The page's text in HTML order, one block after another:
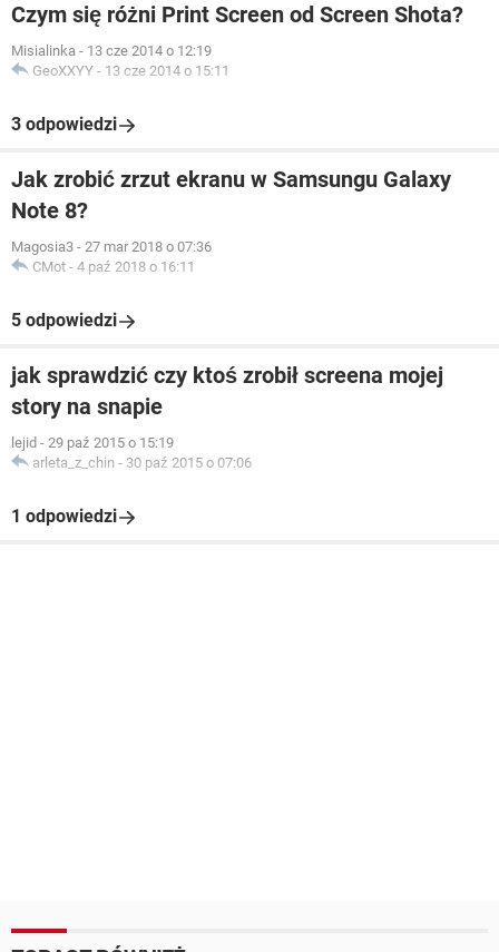
Czym się różni Print Screen od Screen Shota?
Misialinka - 13 cze 2014 o 12:19
GeoXXYY - 13 cze 2014 o 15:11
3 odpowiedzi
Jak zrobić zrzut ekranu w Samsungu Galaxy
Note 8?
Magosia3 - 27 mar 2018 o 07:36
CMot - 4 paź 2018 o 16:11
5 odpowiedzi
jak sprawdzić czy ktoś zrobił screena mojej
story na snapie
lejid - 29 paź 2015 o 15:19
arleta_z_chin - 30 paź 2015 o 07:06
1 odpowiedzi